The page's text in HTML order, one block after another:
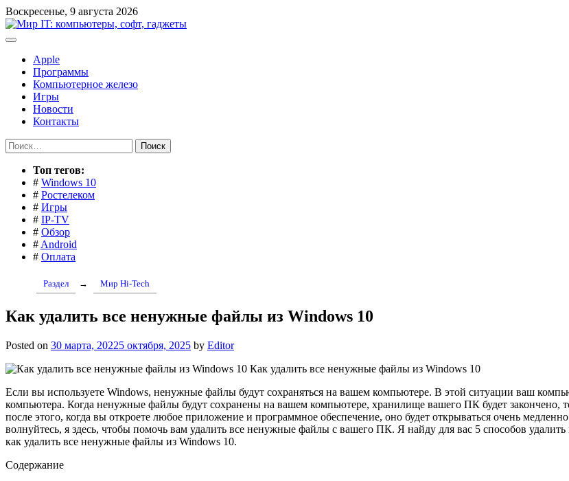
Перейти
к
содержимому
Воскресенье, 9 августа 2026
Apple
Программы
Компьютерное железо
Игры
Новости
Контакты
Найти:
Toп тегов:
# Windows 10
# Ростелеком
# Игры
# IP-TV
# Обзор
# Android
# Оплата
Раздел → Мир Hi-Tech
Как удалить все ненужные файлы из Windows 10
Posted on 30 марта, 20225 октября, 2025 by Editor
Как удалить все ненужные файлы из Windows 10
Если вы используете Windows, ненужные файлы будут сохраняться на вашем компьютере. В этой ситуации ваш
компьютера. Когда ненужные файлы будут сохранены на вашем компьютере, хранилище вашего ПК будет закончено,
после этого, когда вы откроете любое приложение и программное обеспечение, оно будет открываться очень
волнуйтесь, я здесь, чтобы помочь вам удалить все ненужные файлы с вашего ПК. Я найду для вас 5 способов
как удалить все ненужные файлы из Windows 10.
Содержание